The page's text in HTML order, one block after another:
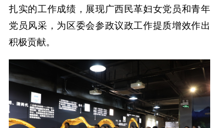
扎实的工作成绩，展现广西民革妇女党员和青年
党员风采，为区委会参政议政工作提质增效作出
积极贡献。